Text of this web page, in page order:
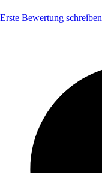
Erste Bewertung schreiben